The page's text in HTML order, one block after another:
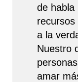
de habla
a la
Nuestro
amar